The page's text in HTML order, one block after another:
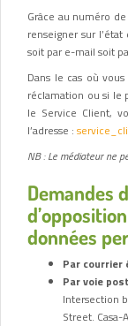
Grâce au numéro
renseigner sur
soit par e-mail soit
Dans le cas où
réclamation ou si le
le Service Client,
l’adresse :
NB : Le médiateur ne
Demandes
données
Par courrier
Par voie
Intersection
Street. Casa-